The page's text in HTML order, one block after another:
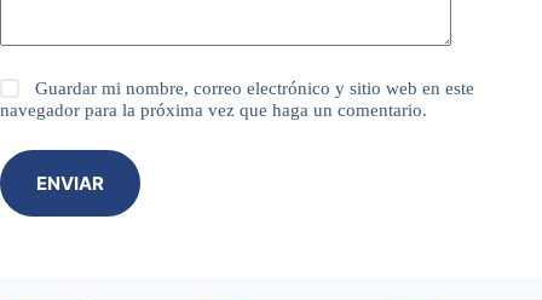
Guardar mi nombre, correo electrónico y sitio web en este
navegador para la próxima vez que haga un comentario.
ENVIAR